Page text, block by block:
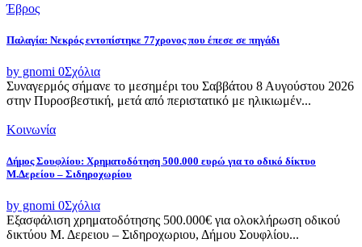
Έβρος
Παλαγία: Νεκρός εντοπίστηκε 77χρονος που έπεσε σε πηγάδι
by gnomi 0Σχόλια
Συναγερμός σήμανε το μεσημέρι του Σαββάτου 8 Αυγούστου 2026
στην Πυροσβεστική, μετά από περιστατικό με ηλικιωμέν...
Κοινωνία
Δήμος Σουφλίου: Χρηματοδότηση 500.000 ευρώ για το οδικό δίκτυο
Μ.Δερείου – Σιδηροχωρίου
by gnomi 0Σχόλια
Εξασφάλιση χρηματοδότησης 500.000€ για ολοκλήρωση οδικού
δικτύου Μ. Δερειου – Σιδηροχωριου, Δήμου Σουφλίου...